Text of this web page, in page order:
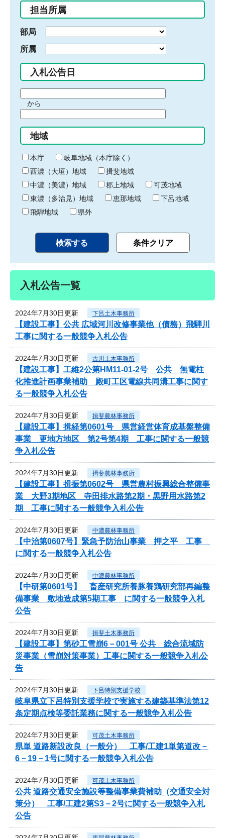
入
力
担当所属
部局
所属
入札公告日
間
始
り
から
間
終
わ
り
地域
本庁
岐阜地域（本庁除く）
西濃（大垣）地域
揖斐地域
中濃（美濃）地域
郡上地域
可茂地域
東濃（多治見）地域
恵那地域
下呂地域
飛騨地域
県外
入札公告一覧
2024年7月30日更新 下呂土木事務所
【建設工事】公共 広域河川改修事業他（債務）飛騨川
工事に関する一般競争入札公告
2024年7月30日更新 古川土木事務所
【建設工事】工維2公第HM11-01-2号 公共 無電柱
化推進計画事業補助 殿町工区電線共同溝工事に関す
る一般競争入札公告
2024年7月30日更新 揖斐農林事務所
【建設工事】揖経第0601号 県営経営体育成基盤整備
事業 更地方地区 第2号第4期 工事に関する一般競
争入札公告
2024年7月30日更新 揖斐農林事務所
【建設工事】揖振第0602号 県営農村振興総合整備事
業 大野3期地区 寺田排水路第2期・黒野用水路第2
期 工事に関する一般競争入札公告
2024年7月30日更新 中濃農林事務所
【中治第0607号】緊急予防治山事業 押之平 工事
に関する一般競争入札公告
2024年7月30日更新 中濃農林事務所
【中研第0601号】 畜産研究所養豚養鶏研究部再編整
備事業 敷地造成第5期工事 に関する一般競争入札
公告
2024年7月30日更新 揖斐土木事務所
【建設工事】第砂工雪崩6－001号 公共 総合流域防
災事業（雪崩対策事業）工事に関する一般競争入札公
告
2024年7月30日更新 下呂特別支援学校
岐阜県立下呂特別支援学校で実施する建築基準法第12
条定期点検等委託業務に関する一般競争入札公告
2024年7月30日更新 可茂土木事務所
県単 道路新設改良（一般分） 工事/工建1単第道改－
6－19－1号に関する一般競争入札公告
2024年7月30日更新 可茂土木事務所
公共 道路交通安全施設等整備事業費補助（交通安全対
策分） 工事/工建2第S3－2号に関する一般競争入札
公告